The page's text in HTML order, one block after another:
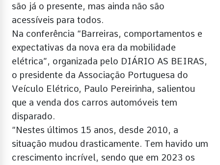
são já o presente, mas ainda não são
acessíveis para todos.
Na conferência “Barreiras, comportamentos e
expectativas da nova era da mobilidade
elétrica”, organizada pelo DIÁRIO AS BEIRAS,
o presidente da Associação Portuguesa do
Veículo Elétrico, Paulo Pereirinha, salientou
que a venda dos carros automóveis tem
disparado.
“Nestes últimos 15 anos, desde 2010, a
situação mudou drasticamente. Tem havido um
crescimento incrível, sendo que em 2023 os